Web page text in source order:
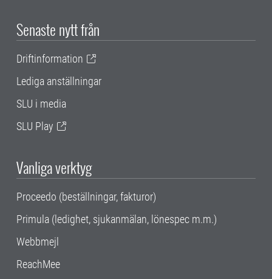
Senaste nytt från
Driftinformation
Lediga anställningar
SLU i media
SLU Play
Vanliga verktyg
Proceedo (beställningar, fakturor)
Primula (ledighet, sjukanmälan, lönespec m.m.)
Webbmejl
ReachMee